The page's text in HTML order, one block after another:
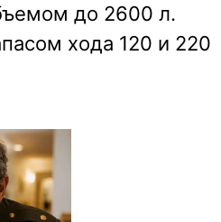
до 2600 л.
хода 120 и 220